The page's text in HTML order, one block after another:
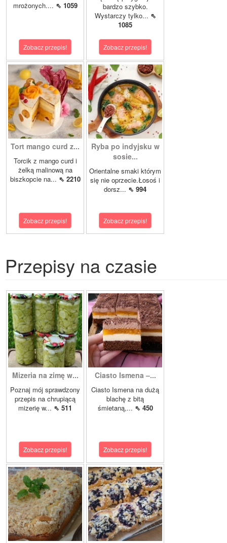
mrożonych.... ⇖ 1059
Zobacz przepis!
bardzo szybko.
Wystarczy tylko... ⇖
1085
Zobacz przepis!
Tort mango curd z...
Torcik z mango curd i
żelką malinową na
biszkopcie na... ⇖ 2210
Zobacz przepis!
Ryba po indyjsku w
sosie...
Orientalne smaki którym
się nie oprzecie.Łosoś i
dorsz... ⇖ 994
Zobacz przepis!
Przepisy na czasie
Mizeria na zimę w...
Poznaj mój sprawdzony
przepis na chrupiącą
mizerię w... ⇖ 511
Zobacz przepis!
Ciasto Ismena –...
Ciasto Ismena na dużą
blachę z bitą
śmietaną,... ⇖ 450
Zobacz przepis!